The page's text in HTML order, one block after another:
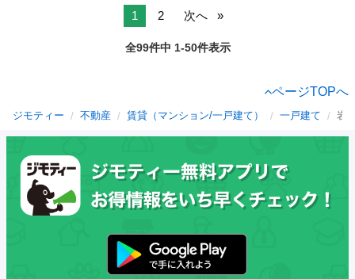
1 2 次へ
全99件中 1-50件表示
ページTOPへ
ジモティー 不動産 賃貸（マンション/一戸建て） 一戸建て 岩